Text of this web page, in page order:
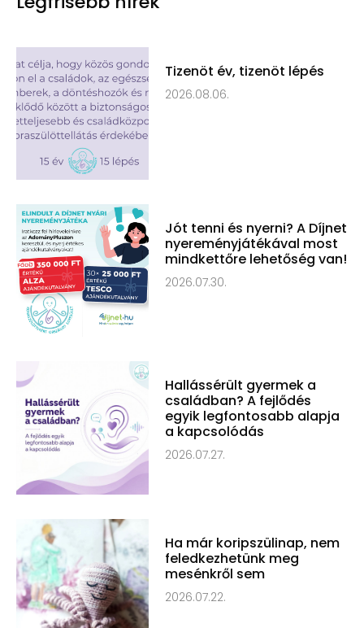
Tizenöt év, tizenöt lépés
2026.08.06.
Jót tenni és nyerni? A Díjnet
nyereményjátékával most
mindkettőre lehetőség van!
2026.07.30.
Hallássérült gyermek a
családban? A fejlődés
egyik legfontosabb alapja
a kapcsolódás
2026.07.27.
Ha már koripszülinap, nem
feledkezhetünk meg
mesénkről sem
2026.07.22.